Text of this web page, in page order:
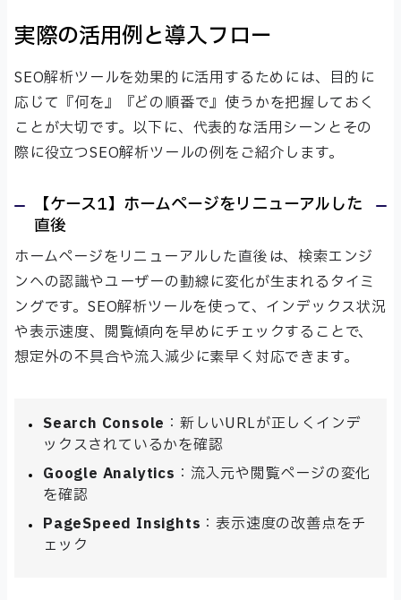
実際の活用例と導入フロー
SEO解析ツールを効果的に活用するためには、目的に
応じて『何を』『どの順番で』使うかを把握しておく
ことが大切です。以下に、代表的な活用シーンとその
際に役立つSEO解析ツールの例をご紹介します。
【ケース1】ホームページをリニューアルした
直後
ホームページをリニューアルした直後は、検索エンジ
ンへの認識やユーザーの動線に変化が生まれるタイミ
ングです。SEO解析ツールを使って、インデックス状況
や表示速度、閲覧傾向を早めにチェックすることで、
想定外の不具合や流入減少に素早く対応できます。
Search Console ：新しいURLが正しくインデ
ックスされているかを確認
Google Analytics ：流入元や閲覧ページの変化
を確認
PageSpeed Insights ：表示速度の改善点をチ
ェック